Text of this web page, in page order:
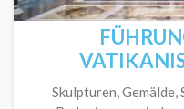
Skulpturen,